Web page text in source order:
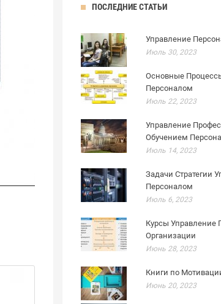
ПОСЛЕДНИЕ СТАТЬИ
Управление
Июль 30, 2023
Основные
Персоналом
Июль 22, 2023
Управление
Обучением
Июль 14, 2023
Задачи Стратегии
Персоналом
Июль 6, 2023
Курсы Управление
Организации
Июнь 28, 2023
Книги по
Июнь 20, 2023